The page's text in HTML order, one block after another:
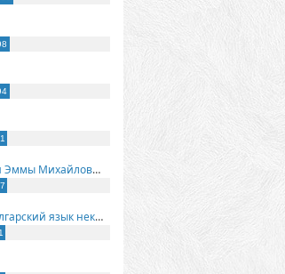
в день юбилея Эммы Михайловны Киселевой
перевод на болгарский язык некоторых моих стихов